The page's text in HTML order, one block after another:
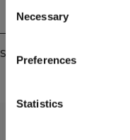
Selection
Necessary
Preferences
Statistics
Levering og returnering
Similar products